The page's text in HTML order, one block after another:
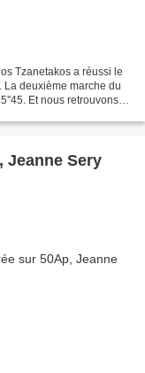
Tzanetakos a réussi le
La deuxième marche du
Et nous retrouvons
Jeanne Sery